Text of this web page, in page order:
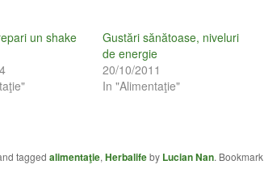
un shake
Gustări sănătoase, niveluri
de energie
20/10/2011
In "Alimentaţie"
tagged alimentaţie, Herbalifeby Lucian Nan. Bookmark